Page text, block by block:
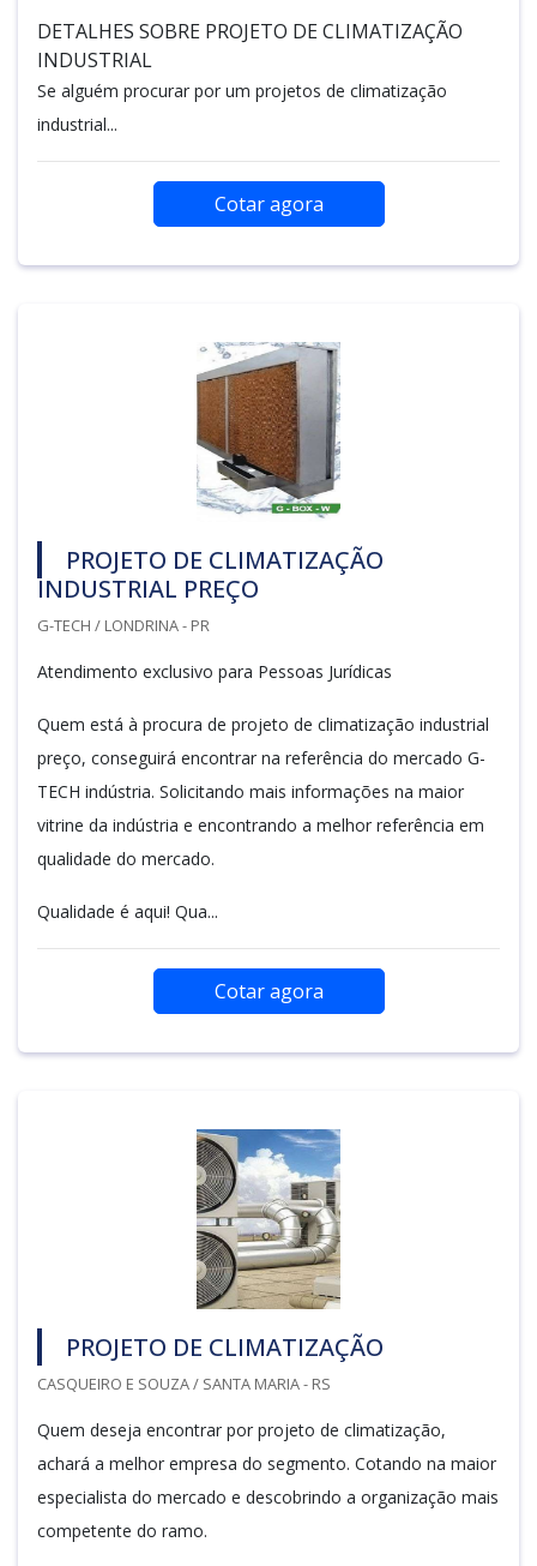
DETALHES SOBRE PROJETO DE CLIMATIZAÇÃO
INDUSTRIAL
Se alguém procurar por um projetos de climatização
industrial...
Cotar agora
PROJETO DE CLIMATIZAÇÃO
INDUSTRIAL PREÇO
G-TECH / LONDRINA - PR
Atendimento exclusivo para Pessoas Jurídicas
Quem está à procura de projeto de climatização industrial
preço, conseguirá encontrar na referência do mercado G-
TECH indústria. Solicitando mais informações na maior
vitrine da indústria e encontrando a melhor referência em
qualidade do mercado.
Qualidade é aqui! Qua...
Cotar agora
PROJETO DE CLIMATIZAÇÃO
CASQUEIRO E SOUZA / SANTA MARIA - RS
Quem deseja encontrar por projeto de climatização,
achará a melhor empresa do segmento. Cotando na maior
especialista do mercado e descobrindo a organização mais
competente do ramo.